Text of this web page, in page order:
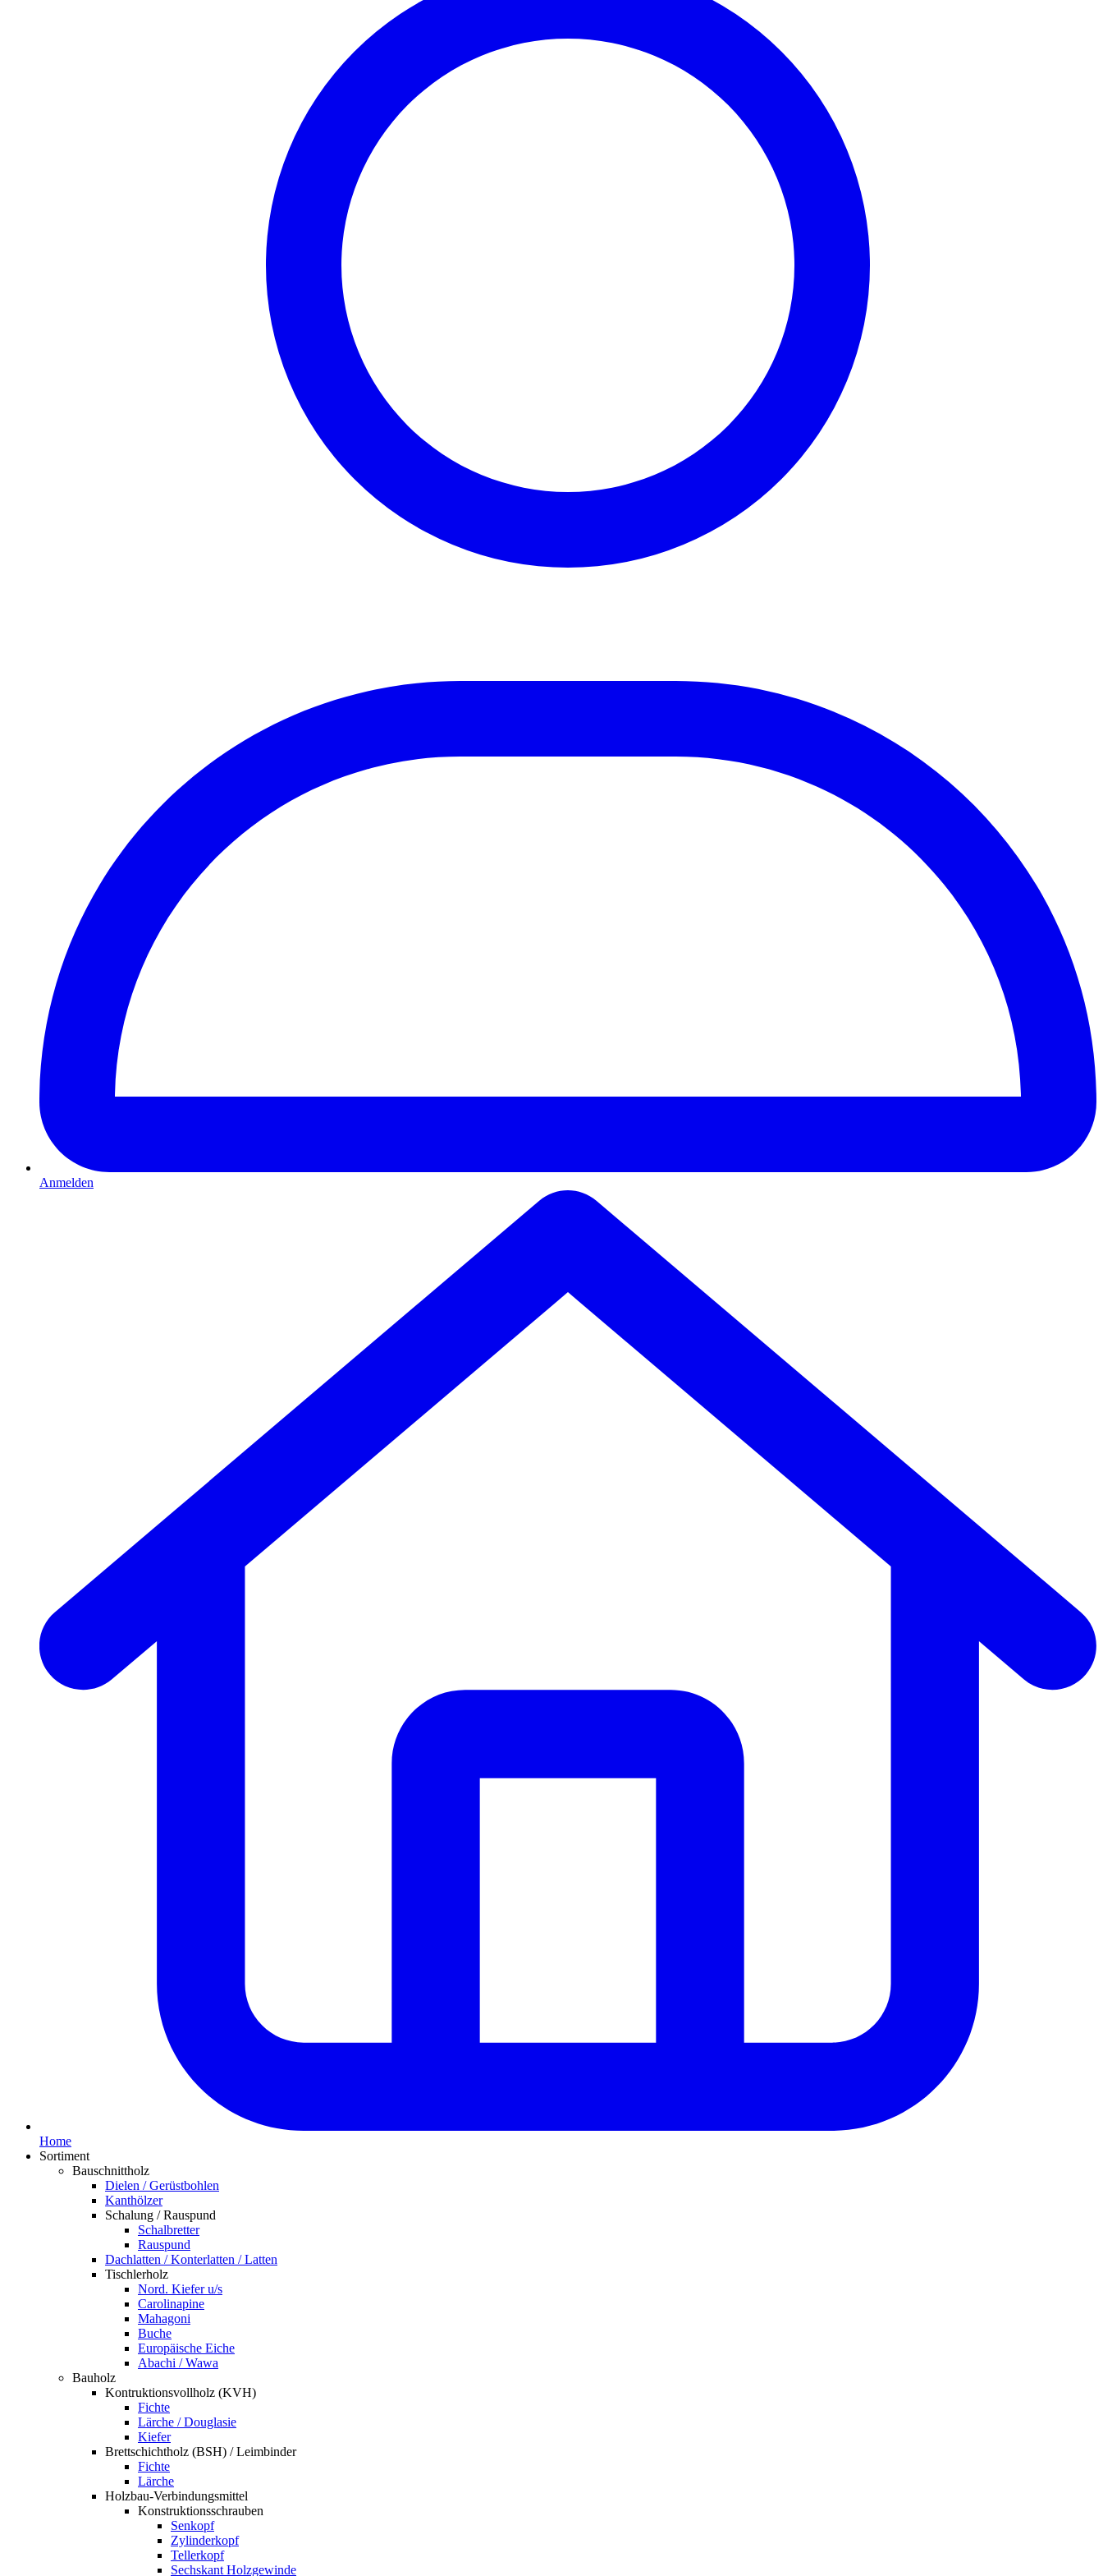
Anmelden
Home
Sortiment
Bauschnittholz
Dielen / Gerüstbohlen
Kanthölzer
Schalung / Rauspund
Schalbretter
Rauspund
Dachlatten / Konterlatten / Latten
Tischlerholz
Nord. Kiefer u/s
Carolinapine
Mahagoni
Buche
Europäische Eiche
Abachi / Wawa
Bauholz
Kontruktionsvollholz (KVH)
Fichte
Lärche / Douglasie
Kiefer
Brettschichtholz (BSH) / Leimbinder
Fichte
Lärche
Holzbau-Verbindungsmittel
Konstruktionsschrauben
Senkopf
Zylinderkopf
Tellerkopf
Sechskant Holzgewinde